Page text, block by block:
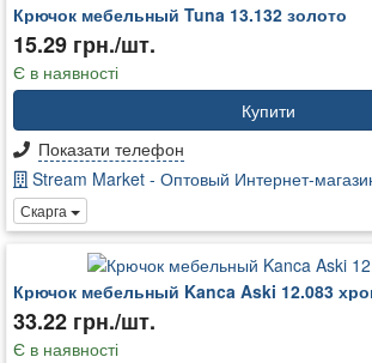
Крючок мебельный Tuna 13.132 золото
15.29 грн./шт.
Є в наявності
Купити
Показати телефон
Stream Market - Оптовый Интернет-
Скарга
Крючок мебельный Kanca Aski 12.083
33.22 грн./шт.
Є в наявності